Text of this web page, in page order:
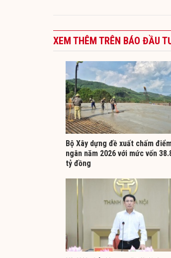
XEM THÊM TRÊN BÁO ĐẦU
Bộ Xây dựng đề xuất chấm
ngân năm 2026 với mức vốn
tỷ đồng